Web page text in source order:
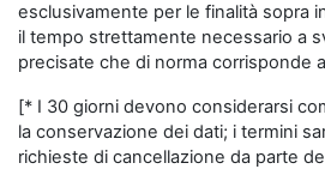
esclusivamente per le finalità sopra
il tempo strettamente necessario a
precisate che di norma corrisponde
[* I 30 giorni devono considerarsi
la conservazione dei dati; i termini
richieste di cancellazione da parte